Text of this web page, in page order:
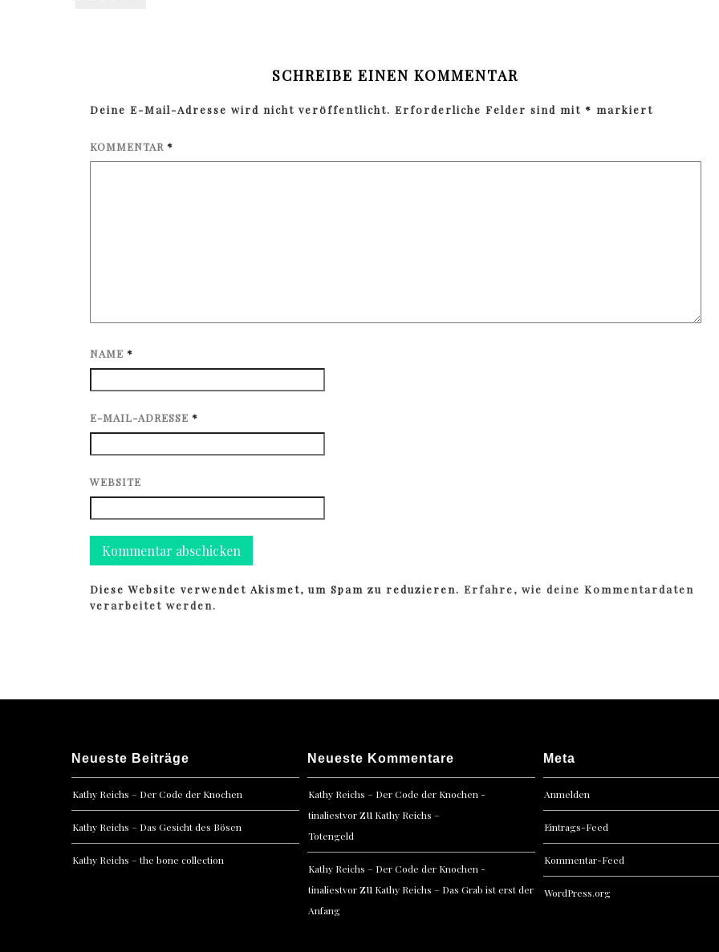
SCHREIBE EINEN KOMMENTAR
Deine E-Mail-Adresse wird nicht veröffentlicht. Erforderliche Felder sind mit * markiert
KOMMENTAR *
NAME *
E-MAIL-ADRESSE *
WEBSITE
Diese Website verwendet Akismet, um Spam zu reduzieren.Erfahre, wie deine Kommentardaten
verarbeitet werden.
Neueste Beiträge
Kathy Reichs – Der Code der Knochen
Kathy Reichs – Das Gesicht des Bösen
Kathy Reichs – the bone collection
Neueste Kommentare
Kathy Reichs – Der Code der Knochen -
tinaliestvorzu Kathy Reichs –
Totengeld
Kathy Reichs – Der Code der Knochen -
tinaliestvorzu Kathy Reichs – Das Grab ist erst der
Anfang
Meta
Anmelden
Eintrags-Feed
Kommentar-Feed
WordPress.org